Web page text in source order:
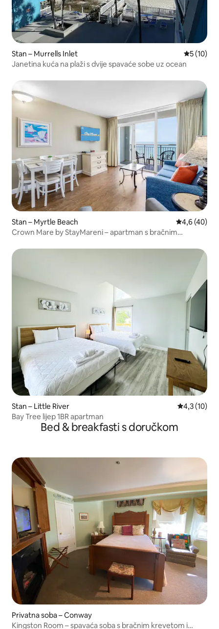
Stan – Murrells Inlet Prosječna
5 (10)
Janetina kuća na plaži s dvije spavaće sobe uz ocean
Stan – Myrtle Beach Prosječna
4,6 (40)
Crown Mare by StayMareni – apartman s bračnim
Stan – Little River Prosječna
4,3 (10)
Bay Tree lijep 1BR apartman
Bed & breakfasti s doručkom
Privatna soba – Conway
Kingston Room – spavaća soba s bračnim krevetom i